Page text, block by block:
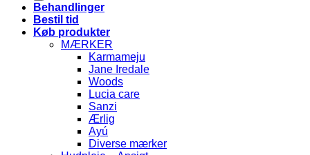
Behandlinger
Bestil tid
Køb produkter
MÆRKER
Karmameju
Jane Iredale
Woods
Lucia care
Sanzi
Ærlig
Ayú
Diverse mærker